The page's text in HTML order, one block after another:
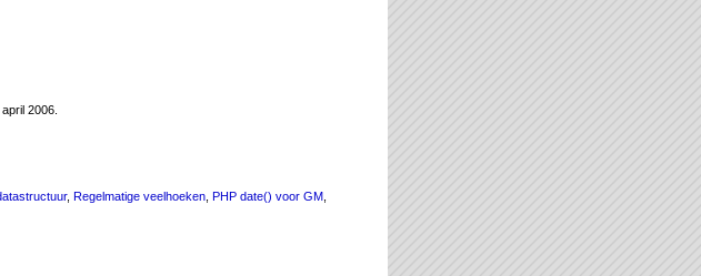
2006.
, Regelmatige veelhoeken PHP date() voor GM